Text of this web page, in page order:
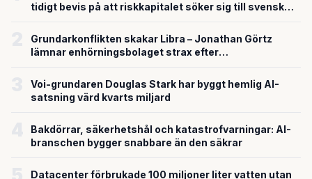
tidigt bevis på att riskkapitalet söker sig till svensk
Grundarkonflikten skakar Libra – Jonathan Görtz
lämnar enhörningsbolaget strax efter
Voi-grundaren Douglas Stark har byggt hemlig AI-
satsning värd kvarts miljard
Bakdörrar, säkerhetshål och katastrofvarningar: AI-
branschen bygger snabbare än den säkrar
Datacenter förbrukade 100 miljoner liter vatten utan